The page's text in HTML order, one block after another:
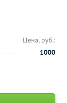
Цена, руб.:
1000